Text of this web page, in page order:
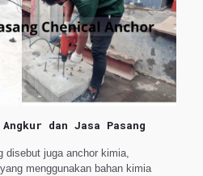
dan Jasa Pasang
disebut juga anchor kimia,
menggunakan bahan kimia